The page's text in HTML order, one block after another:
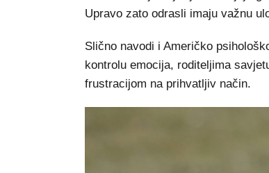
Upravo zato odrasli imaju važnu
Slično navodi i Američko
kontrolu emocija, roditeljima
frustracijom na prihvatljiv način.